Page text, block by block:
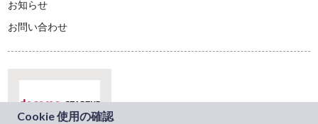
お知らせ
お問い合わせ